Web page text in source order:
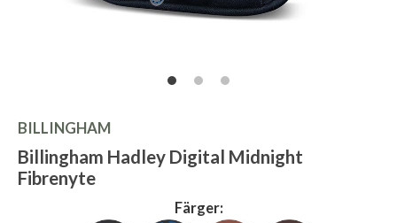
BILLINGHAM
Billingham Hadley Digital Midnight
Fibrenyte
Färger: